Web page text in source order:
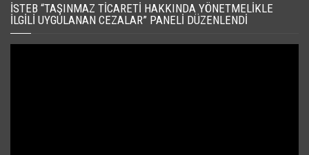
İSTEB “TAŞINMAZ TICARETI HAKKINDA YÖNETMELIKLE
İLGILI UYGULANAN CEZALAR” PANELI DÜZENLENDI